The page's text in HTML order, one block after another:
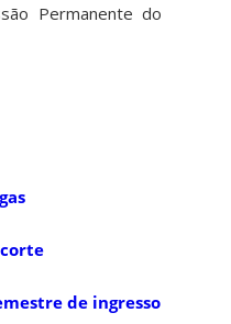
Permanente do
de ingresso